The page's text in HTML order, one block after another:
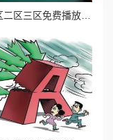
久久一区二区三区免费播放：最新影视资源上线，畅享无限精彩内容，尽在指尖轻松获取！